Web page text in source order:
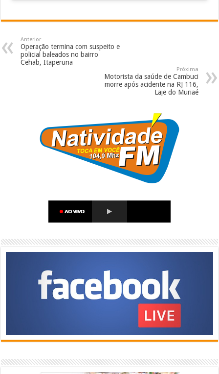
Anterior
Operação termina com suspeito e
policial baleados no bairro
Cehab, Itaperuna
Próxima
Motorista da saúde de Cambuci
morre após acidente na RJ 116,
Laje do Muriaé